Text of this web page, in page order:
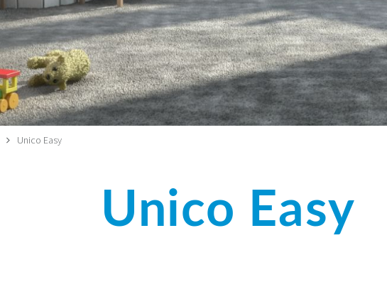
Unico Easy
Unico Easy